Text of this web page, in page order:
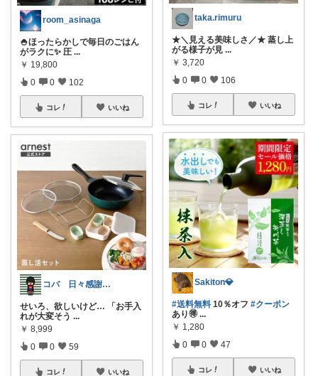
room_asinaga
🍚ほったらかしで毎日のごはん
がラクに✨ 圧 ...
￥ 19,800
0 0 102
コレ いいね
コバ 日々感謝✨私のすきなもの帖✨
せいろ、欲しいけど… 「お手入
れが大変そう ...
￥ 8,999
0 0 59
コレ いいね
taka.rimuru
★＼見える美味しさ／★ 蒸し上
がる様子が見 ...
￥ 3,720
0 0 106
コレ いいね
Sakiton💎
#送料無料 10％オフ #クーポン
あり🉐 ...
￥ 1,280
0 0 47
コレ いいね